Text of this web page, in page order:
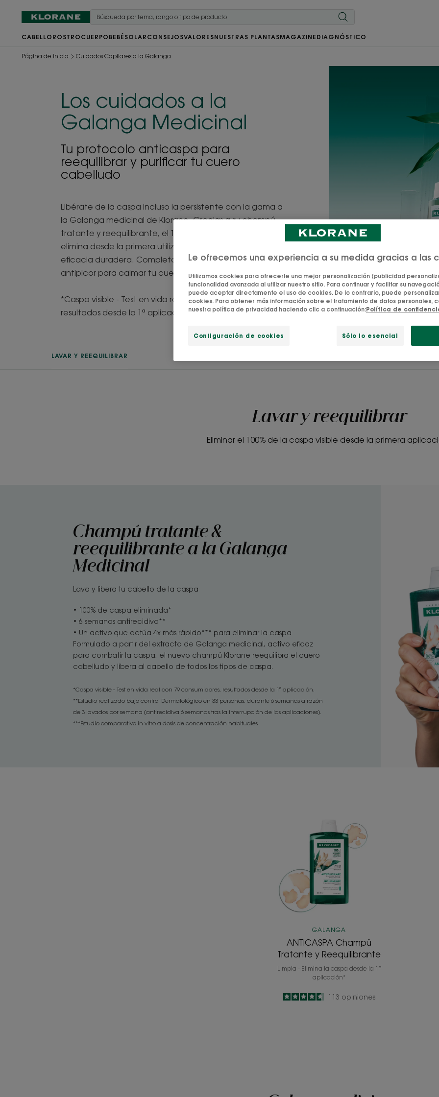
CABELLO ROSTRO CUERPO BEBÉ SOLAR CONSEJOSVALORESNUESTRAS PLANTASMAGAZINE DIAGNÓSTICO
Página de inicio Cuidados Capilares a la Galanga
Los cuidados a la
Galanga Medicinal
Tu protocolo anticaspa para
reequilibrar y purificar tu cuero
cabelludo
Libérate de la caspa incluso la persistente con la gama a
la Galanga medicinal de Klorane. Gracias a su champú
tratante y reequilibrante, el 100% de la caspa visible se
elimina desde la primera utilización*, ofreciendo una
eficacia duradera. Completa tu rutina con el tratamiento
antipicor para calmar tu cuero cabelludo.
*Caspa visible - Test en vida real en 79 consumidores,
resultados desde la 1ª aplicación.
LAVAR Y REEQUILIBRAR
Lavar y reequilibrar
Eliminar el 100% de la caspa visible desde la primera
Champú tratante &
reequilibrante a la Galanga
Medicinal
Lava y libera tu cabello de la caspa
• 100% de caspa eliminada*
• 6 semanas antirecidiva**
• Un activo que actúa 4x más rápido*** para eliminar la caspa
Formulado a partir del extracto de Galanga medicinal, activo eficaz
para combatir la caspa, el nuevo champú Klorane reequilibra el cuero
cabelludo y libera al cabello de todos los tipos de caspa.
*Caspa visible - Test en vida real con 79 consumidores, resultados desde la 1ª aplicación.
**Estudio realizado bajo control Dermatológico en 33 personas, durante 6 semanas a razón
de 3 lavados por semana (antirecidiva 6 semanas tras la interrupción de las aplicaciones).
***Estudio comparativo in vitro a dosis de concentración habituales
Champú
Tratante
y
Reequilibrante
GALANGA
ANTICASPA Champú
Tratante y Reequilibrante
Limpia - Elimina la caspa desde la 1ª
aplicación*
4.6
/5113 opiniones
Le ofrecemos una experiencia a su medida gracias a las
Utilizamos cookies para ofrecerle una mejor personalización (publicidad
funcionalidad avanzada al utilizar nuestro sitio. Para continuar y facilitar su
puede aceptar directamente el uso de cookies. De lo contrario, puede
cookies. Para obtener más información sobre el tratamiento de datos personales,
nuestra política de privacidad haciendo clic a continuación:Política de
Configuración de cookies Sólo lo esencial